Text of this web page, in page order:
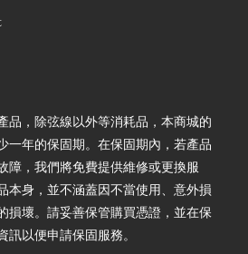
品，除弦線以外等消耗品，本商城的
一年的保固期。在保固期內，若產品
障，我們將免費提供維修或更換服
本身，並不涵蓋因不當使用、意外損
損壞。請妥善保管購買憑證，並在保
以便申請保固服務。